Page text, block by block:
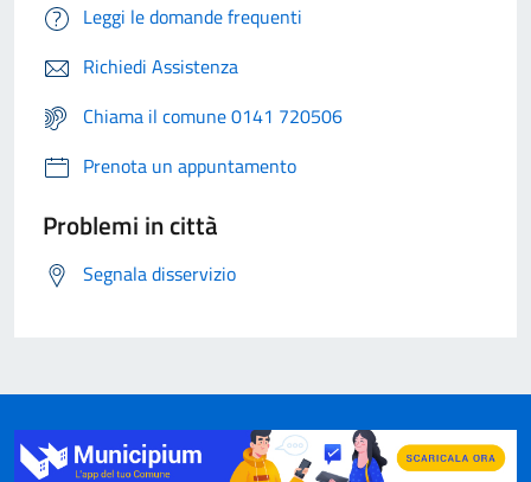
Leggi le domande frequenti
Richiedi Assistenza
Chiama il comune 0141 720506
Prenota un appuntamento
Problemi in città
Segnala disservizio